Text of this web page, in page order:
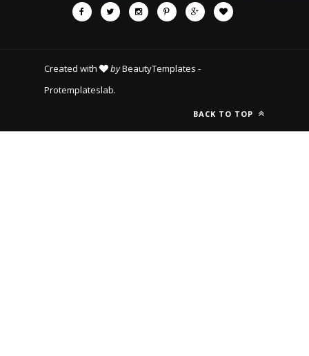
Created with byBeautyTemplates -
Protemplateslab.
BACK TO TOP